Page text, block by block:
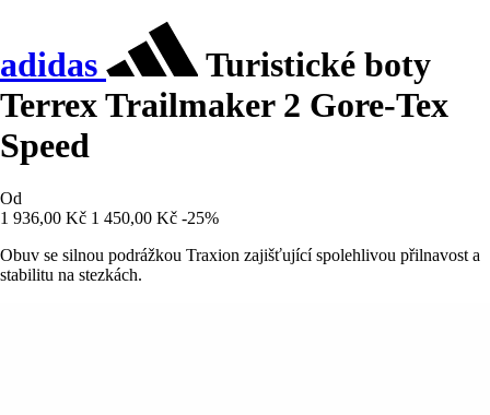
adidas
Turistické boty
Terrex Trailmaker 2 Gore-Tex
Speed
Od
1 936,00 Kč 1 450,00 Kč -25%
Obuv se silnou podrážkou Traxion zajišťující spolehlivou přilnavost a
stabilitu na stezkách.